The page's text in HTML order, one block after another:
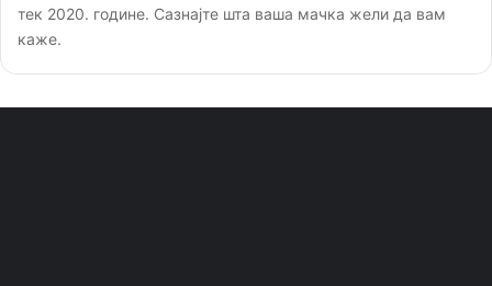
тек 2020. године. Сазнајте шта ваша мачка жели да вам
каже.